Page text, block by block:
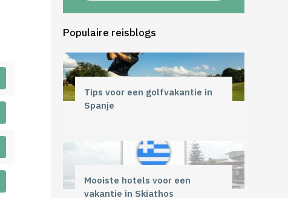
Populaire reisblogs
Tips voor een golfvakantie in
Spanje
Mooiste hotels voor een
vakantie in Skiathos